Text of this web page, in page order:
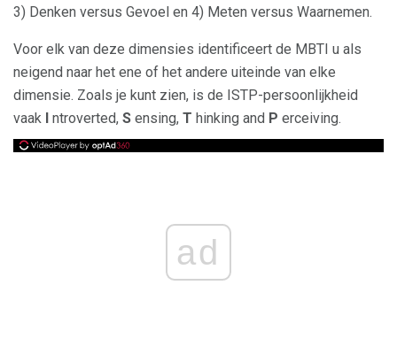
3) Denken versus Gevoel en 4) Meten versus Waarnemen.
Voor elk van deze dimensies identificeert de MBTI u als
neigend naar het ene of het andere uiteinde van elke
dimensie. Zoals je kunt zien, is de ISTP-persoonlijkheid
vaak
ntroverted, S ensing, T hinking and P erceiving.
ad